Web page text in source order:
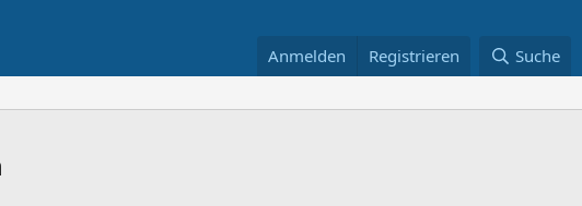
Anmelden Registrieren Suche